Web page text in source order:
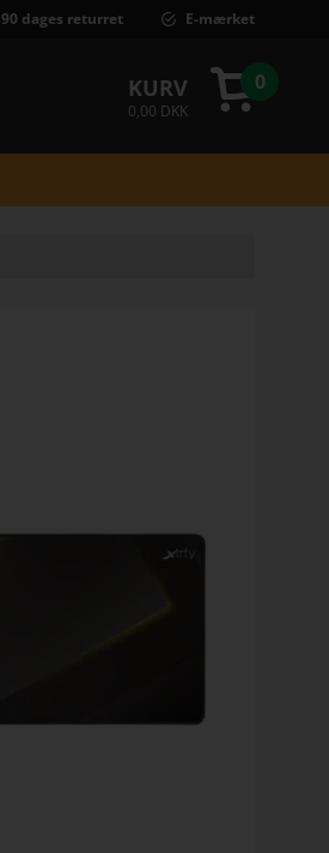
90 dages returret E-mærket
KURV
0,00 DKK
0